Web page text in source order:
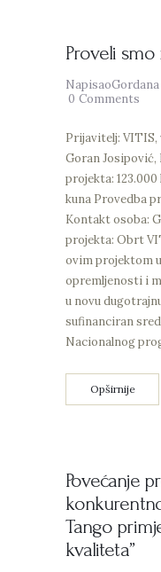
Proveli smo
NapisaoGordana
0 Comments
Prijavitelj:
Goran
projekta:
kuna Provedba
Kontakt osoba:
projekta: Obrt
ovim projektom
opremljenosti i
u novu
sufinanciran
Nacionalnog
Opširnije
Povećanje
Tango
kvaliteta”